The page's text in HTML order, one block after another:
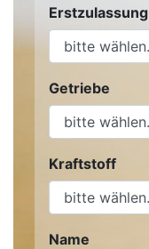
Erstzulassung
Getriebe
Kraftstoff
Name